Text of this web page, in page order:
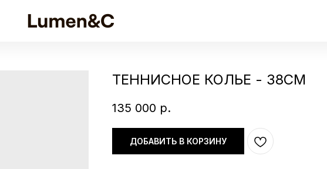
ТЕННИСНОЕ КОЛЬЕ - 38СМ
135 000 р.
ДОБАВИТЬ В КОРЗИНУ